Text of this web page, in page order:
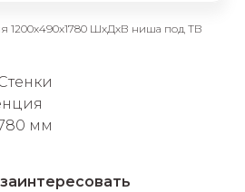
1200х490х1780 ШхДхВ ниша под ТВ
мм